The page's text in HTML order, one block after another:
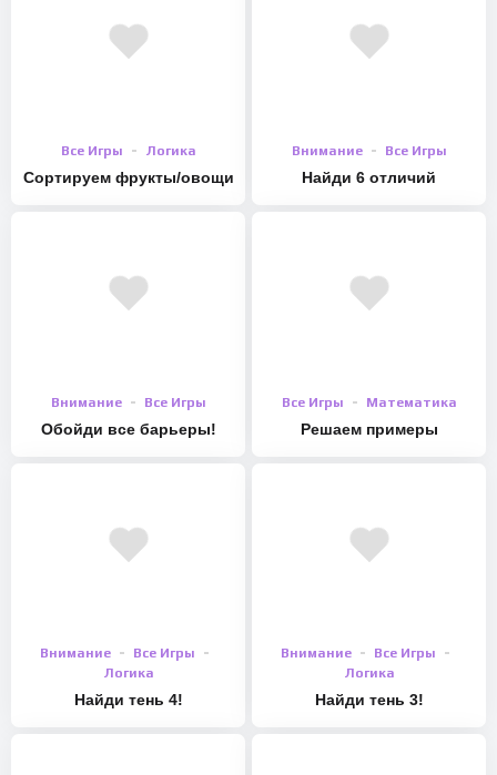
Все Игры Логика
Сортируем фрукты/овощи
Внимание Все Игры
Найди 6 отличий
Внимание Все Игры
Обойди все барьеры!
Все Игры Математика
Решаем примеры
Внимание
Все Игры
Логика
Найди тень 4!
Внимание
Все Игры
Логика
Найди тень 3!